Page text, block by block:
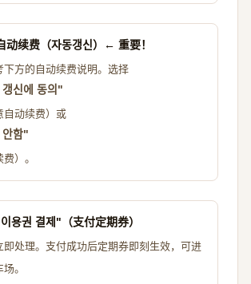
动续费（자동갱신）← 重要！
下方的自动续费说明。选择
신에 동의"
自动续费）或
함"
费）。
용권 결제"（支付定期券）
即处理。支付成功后定期券即刻生效，可进
。